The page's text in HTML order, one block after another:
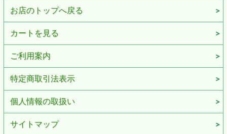
お店のトップへ戻る
カートを見る
ご利用案内
特定商取引法表示
個人情報の取扱い
サイトマップ